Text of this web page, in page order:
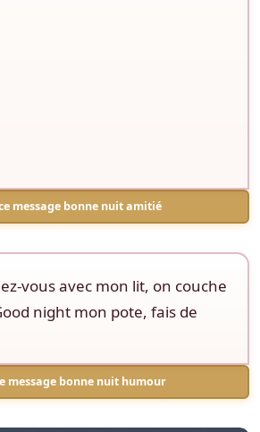
message bonne nuit amitié
vous avec mon lit, on couche
night mon pote, fais de
message bonne nuit humour